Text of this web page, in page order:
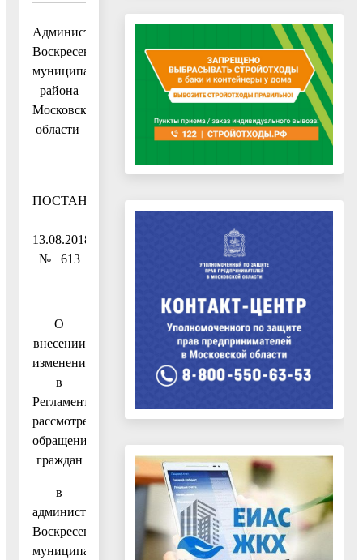
Администрация
Воскресенского
муниципального
района
Московской
области
ПОСТАНОВЛЕНИЕ
13.08.2018
№ 613
О
внесении
изменений
в
Регламент
рассмотрения
обращений
граждан
в
администрации
Воскресенского
муниципального